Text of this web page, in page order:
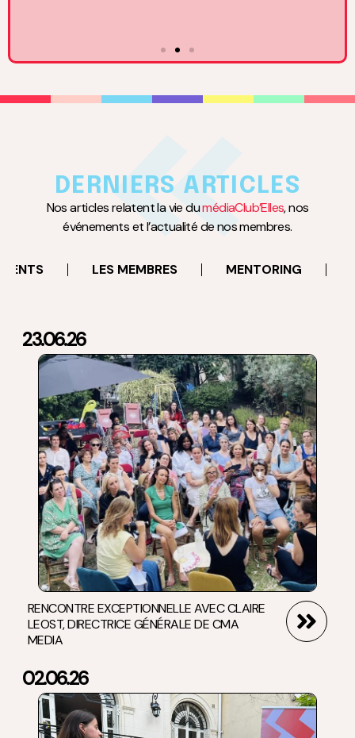
17
charge des activités BtoC
Neuilly-sur-Seine
DERNIERS ARTICLES
Nos articles relatent la vie dumédiaClub’Elles, nos
événements et l’actualité de nos membres.
LES MEMBRES MENTORING
23.06.26
RENCONTRE EXCEPTIONNELLE AVEC CLAIRE
LEOST, DIRECTRICE GÉNÉRALE DE CMA
MEDIA
02.06.26